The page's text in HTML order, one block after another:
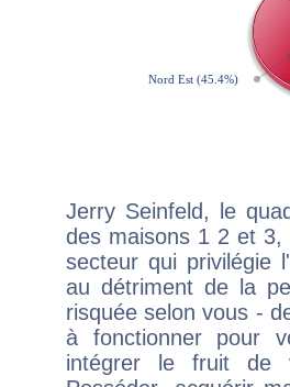
Jerry Seinfeld, le
des maisons 1 2 et
secteur qui privilégie
au détriment de la
risquée selon vous -
à fonctionner pour
intégrer le fruit de